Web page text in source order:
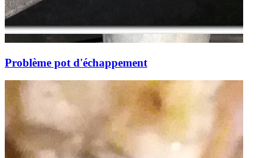
Problème pot d'échappement